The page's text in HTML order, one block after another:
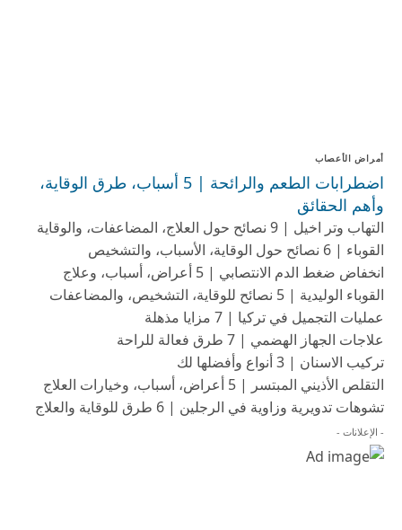
أمراض الأعصاب
اضطرابات الطعم والرائحة | 5 أسباب، طرق الوقاية،
وأهم الحقائق
التهاب وتر اخيل | 9 نصائح حول العلاج، المضاعفات، والوقاية
القوباء | 6 نصائح حول الوقاية، الأسباب، والتشخيص
انخفاض ضغط الدم الانتصابي | 5 أعراض، أسباب، وعلاج
القوباء الوليدية | 5 نصائح للوقاية، التشخيص، والمضاعفات
عمليات التجميل في تركيا | 7 مزايا مذهلة
علاجات الجهاز الهضمي | 7 طرق فعالة للراحة
تركيب الاسنان | 3 أنواع وأفضلها لك
التقلص الأذيني المبتسر | 5 أعراض، أسباب، وخيارات العلاج
تشوهات تدويرية وزاوية في الرجلين | 6 طرق للوقاية والعلاج
- الإعلانات -